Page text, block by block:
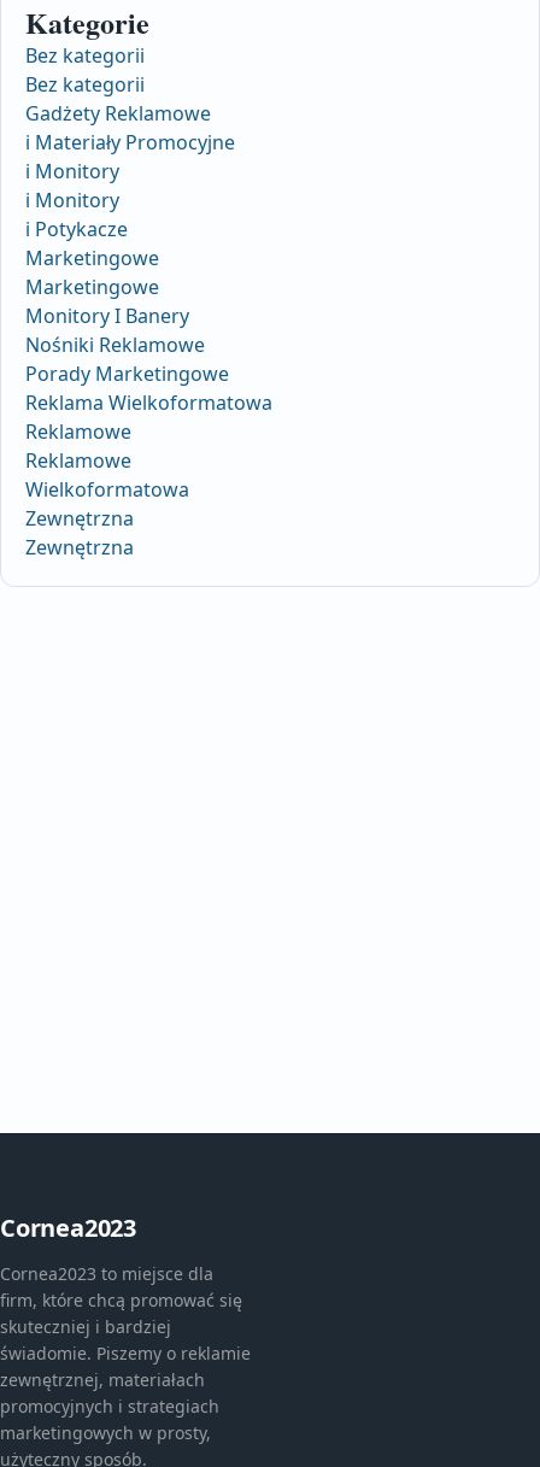
Kategorie
Bez kategorii
Bez kategorii
Gadżety Reklamowe
i Materiały Promocyjne
i Monitory
i Monitory
i Potykacze
Marketingowe
Marketingowe
Monitory I Banery
Nośniki Reklamowe
Porady Marketingowe
Reklama Wielkoformatowa
Reklamowe
Reklamowe
Wielkoformatowa
Zewnętrzna
Zewnętrzna
Cornea2023
Cornea2023 to miejsce dla
firm, które chcą promować się
skuteczniej i bardziej
świadomie. Piszemy o reklamie
zewnętrznej, materiałach
promocyjnych i strategiach
marketingowych w prosty,
użyteczny sposób.